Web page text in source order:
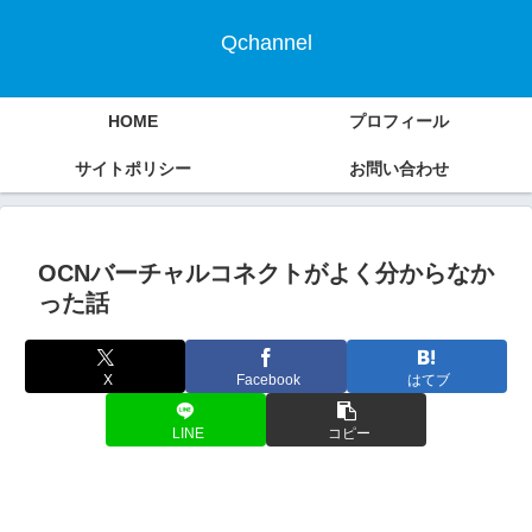
Qchannel
HOME プロフィール
サイトポリシー お問い合わせ
OCNバーチャルコネクトがよく分からなか
った話
X Facebook はてブ
LINE コピー